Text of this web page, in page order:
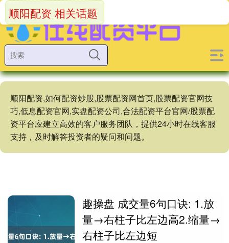
顺阳配资,如何配资炒股,股票配资网首页,股票配资官网技
巧,低息配资官网,实盘配资公司,合法配资平台官网/股票配
资平台应建立高效的客户服务团队，提供24小时在线客服
支持，及时解答投资者的疑问和问题。
顺阳配资 相关话题
趣操盘 成交量6句口诀: 1.放
量→右柱子比左边高2.缩量→
右柱子比左边短